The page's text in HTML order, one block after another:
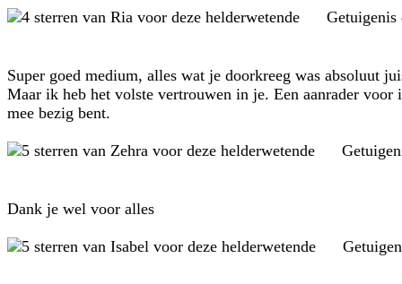
Super goed medium, alles wat je doorkreeg was absoluut
Maar ik heb het volste vertrouwen in je. Een aanrader
mee bezig bent.
Dank je wel voor alles